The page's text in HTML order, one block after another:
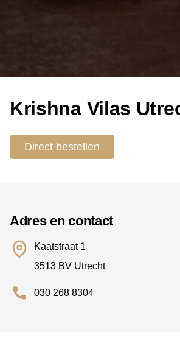
Krishna Vilas
Direct bestellen
Adres en contact
Kaatstraat 1
3513 BV Utrecht
030 268 8304